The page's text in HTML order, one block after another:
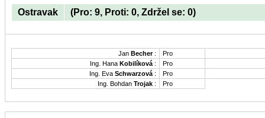
Ostravak (Pro: 9, Proti: 0, Zdržel se: 0)
Jan Becher:
Pro
Ing. Hana Kobilíková :
Pro
Ing. Eva Schwarzová :
Pro
Ing. Bohdan Trojak : Pro